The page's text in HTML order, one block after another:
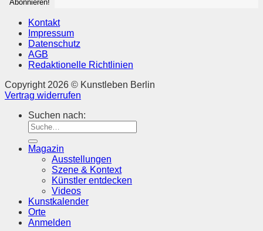
Kontakt
Impressum
Datenschutz
AGB
Redaktionelle Richtlinien
Copyright 2026 © Kunstleben Berlin
Vertrag widerrufen
Suchen nach:
Magazin
Ausstellungen
Szene & Kontext
Künstler entdecken
Videos
Kunstkalender
Orte
Anmelden